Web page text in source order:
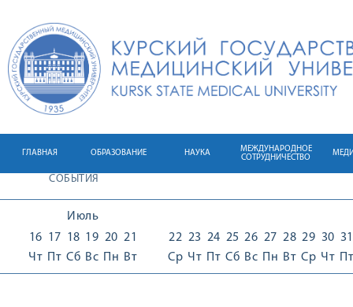
ГЛАВНАЯ ОБРАЗОВАНИЕ НАУКА
МЕЖДУНАРОДНОЕ
СОТРУДНИЧЕСТВО
СОБЫТИЯ
Июль
16
Чт
17
Пт
18
Сб
19
Вс
20
Пн
21
Вт
22
Ср
23
Чт
24
Пт
25
Сб
26
Вс
27
Пн
28
Вт
29
Ср
30
Чт
31
Пт